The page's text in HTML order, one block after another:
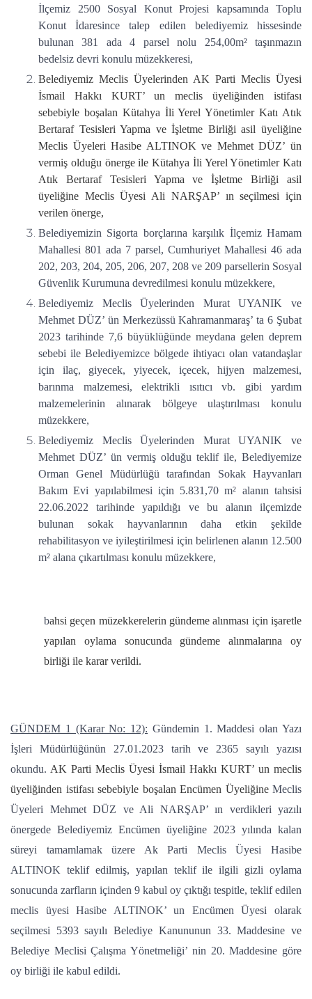
İlçemiz 2500 Sosyal Konut Projesi kapsamında Toplu
Konut İdaresince talep edilen belediyemiz hissesinde
bulunan 381 ada 4 parsel nolu 254,00m² taşınmazın
bedelsiz devri konulu müzekkeresi,
Belediyemiz Meclis Üyelerinden AK Parti Meclis Üyesi
İsmail Hakkı KURT’ un meclis üyeliğinden istifası
sebebiyle boşalan Kütahya İli Yerel Yönetimler Katı Atık
Bertaraf Tesisleri Yapma ve İşletme Birliği asil üyeliğine
Meclis Üyeleri Hasibe ALTINOK ve Mehmet DÜZ’ ün
vermiş olduğu önerge ile Kütahya İli Yerel Yönetimler Katı
Atık Bertaraf Tesisleri Yapma ve İşletme Birliği asil
üyeliğine Meclis Üyesi Ali NARŞAP’ ın seçilmesi için
verilen önerge,
Belediyemizin Sigorta borçlarına karşılık İlçemiz Hamam
Mahallesi 801 ada 7 parsel, Cumhuriyet Mahallesi 46 ada
202, 203, 204, 205, 206, 207, 208 ve 209 parsellerin Sosyal
Güvenlik Kurumuna devredilmesi konulu müzekkere,
Belediyemiz Meclis Üyelerinden Murat UYANIK ve
Mehmet DÜZ’ ün Merkezüssü Kahramanmaraş’ ta 6 Şubat
2023 tarihinde 7,6 büyüklüğünde meydana gelen deprem
sebebi ile Belediyemizce bölgede ihtiyacı olan vatandaşlar
için ilaç, giyecek, yiyecek, içecek, hijyen malzemesi,
barınma malzemesi, elektrikli ısıtıcı vb. gibi yardım
malzemelerinin alınarak bölgeye ulaştırılması konulu
müzekkere,
Belediyemiz Meclis Üyelerinden Murat UYANIK ve
Mehmet DÜZ’ ün vermiş olduğu teklif ile, Belediyemize
Orman Genel Müdürlüğü tarafından Sokak Hayvanları
Bakım Evi yapılabilmesi için 5.831,70 m² alanın tahsisi
22.06.2022 tarihinde yapıldığı ve bu alanın ilçemizde
bulunan sokak hayvanlarının daha etkin şekilde
rehabilitasyon ve iyileştirilmesi için belirlenen alanın 12.500
m² alana çıkartılması konulu müzekkere,
bahsi geçen müzekkerelerin gündeme alınması için işaretle
yapılan oylama sonucunda gündeme alınmalarına oy
birliği ile karar verildi.
GÜNDEM 1 (Karar No: 12): Gündemin 1. Maddesi olan Yazı
İşleri Müdürlüğünün 27.01.2023 tarih ve 2365 sayılı yazısı
okundu. AK Parti Meclis Üyesi İsmail Hakkı KURT’ un meclis
üyeliğinden istifası sebebiyle boşalan Encümen Üyeliğine Meclis
Üyeleri Mehmet DÜZ ve Ali NARŞAP’ ın verdikleri yazılı
önergede Belediyemiz Encümen üyeliğine 2023 yılında kalan
süreyi tamamlamak üzere Ak Parti Meclis Üyesi Hasibe
ALTINOK teklif edilmiş, yapılan teklif ile ilgili gizli oylama
sonucunda zarfların içinden 9 kabul oy çıktığı tespitle, teklif edilen
meclis üyesi Hasibe ALTINOK’ un Encümen Üyesi olarak
seçilmesi 5393 sayılı Belediye Kanununun 33. Maddesine ve
Belediye Meclisi Çalışma Yönetmeliği’ nin 20. Maddesine göre
oy birliği ile kabul edildi.